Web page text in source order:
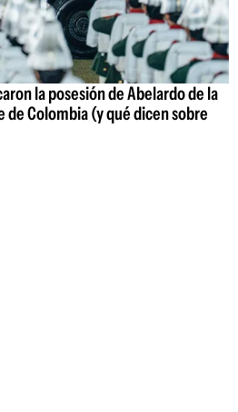
la posesión de Abelardo de la
Colombia (y qué dicen sobre